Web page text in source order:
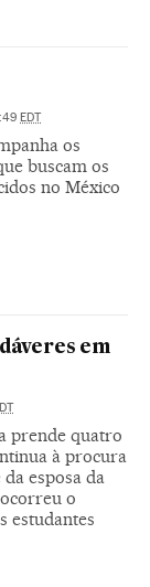
EDT
os
buscam os
no México
em
prende quatro
à procura
esposa da
o
estudantes